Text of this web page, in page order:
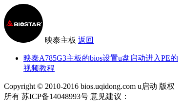
映泰主板 返回
映泰A785G3主板的bios设置u盘启动进入PE的
视频教程
Copyright © 2010-2016 bios.uqidong.com u启动 版权
所有 苏ICP备14048993号 意见建议：